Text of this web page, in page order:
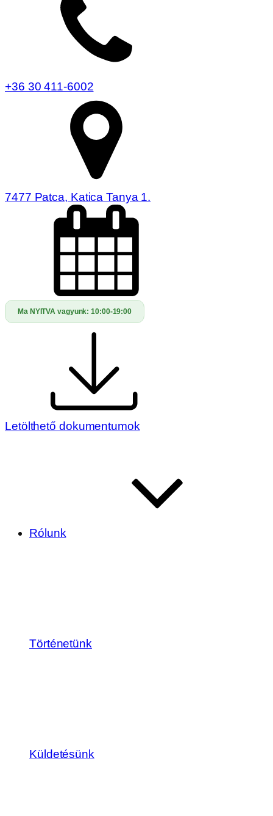
+36 30 411-6002
7477 Patca, Katica Tanya 1.
Ma NYITVA vagyunk:10:00-19:00
Letölthető dokumentumok
Rólunk
Történetünk
Küldetésünk